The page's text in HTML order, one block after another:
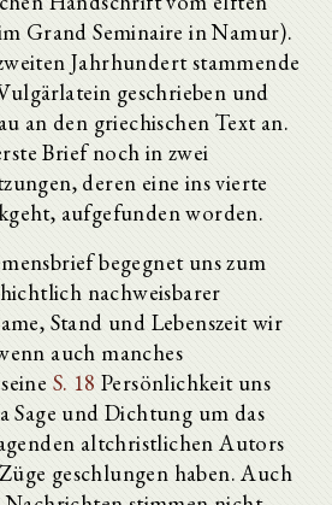
Grand Seminaire in Namur).
Jahrhundert stammende
geschrieben und
an den griechischen Text an.
Brief noch in zwei
deren eine ins vierte
aufgefunden worden.
begegnet uns zum
nachweisbarer
Stand und Lebenszeit wir
auch manches
S. 18 Persönlichkeit uns
Sage und Dichtung um das
altchristlichen Autors
geschlungen haben. Auch